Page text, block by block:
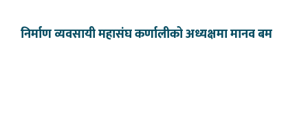
निर्माण व्यवसायी महासंघ कर्णालीको अध्यक्षमा मानव बम